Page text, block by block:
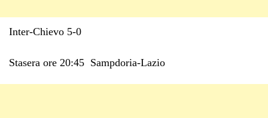
Inter-Chievo 5-0
Stasera ore 20:45 Sampdoria-Lazio